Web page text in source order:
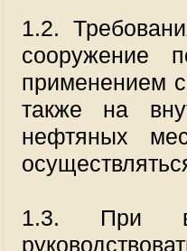
1.2.
сооружение
применением
также на
нефтяных
1.3. При